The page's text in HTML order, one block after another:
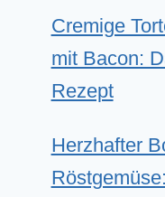
Cremige
mit Bacon:
Rezept
Herzhafter